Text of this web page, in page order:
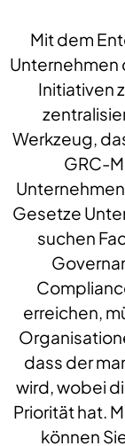
Mit dem
Unternehmen
Initiativen
Werkzeug,
GRC-
Gesetze
suchen
erreichen,
dass der
wird, wobei
Priorität hat.
können